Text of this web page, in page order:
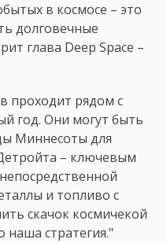
в космосе – это
долговечные
глава Deep Space –
проходит рядом с
год. Они могут быть
Миннесоты для
– ключевым
и топливо с
скачок космичекой
наша стратегия."